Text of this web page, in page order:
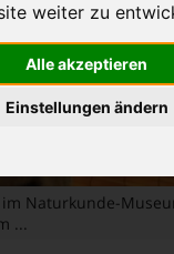
weiter zu
Alle akzeptieren
Einstellungen ändern
im Naturkunde-
...